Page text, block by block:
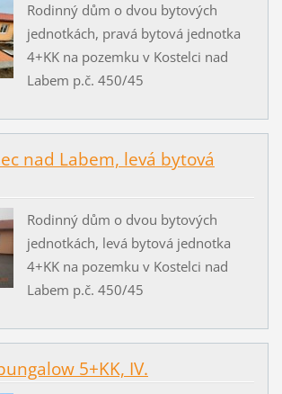
Rodinný dům o dvou bytových
jednotkách, pravá bytová jednotka
4+KK na pozemku v Kostelci nad
Labem p.č. 450/45
nad Labem, levá bytová
Rodinný dům o dvou bytových
jednotkách, levá bytová jednotka
4+KK na pozemku v Kostelci nad
Labem p.č. 450/45
5+KK, IV.